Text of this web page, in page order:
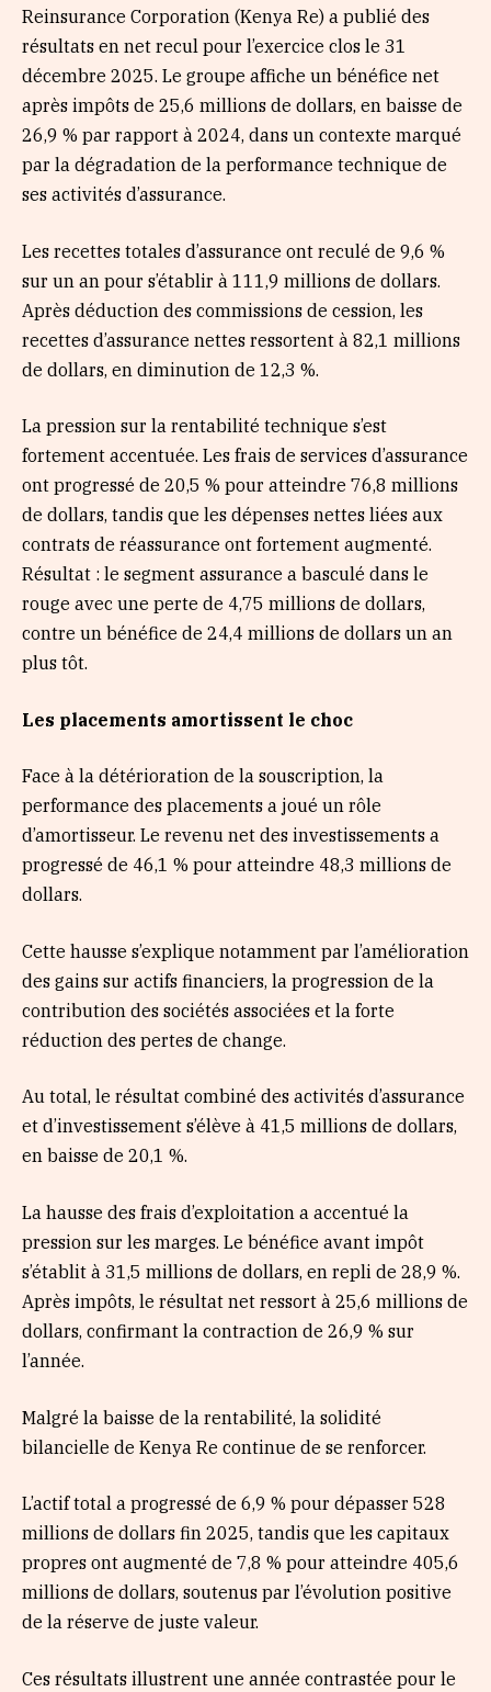
Reinsurance Corporation (Kenya Re) a publié des
résultats en net recul pour l’exercice clos le 31
décembre 2025. Le groupe affiche un bénéfice net
après impôts de 25,6 millions de dollars, en baisse de
26,9 % par rapport à 2024, dans un contexte marqué
par la dégradation de la performance technique de
ses activités d’assurance.
Les recettes totales d’assurance ont reculé de 9,6 %
sur un an pour s’établir à 111,9 millions de dollars.
Après déduction des commissions de cession, les
recettes d’assurance nettes ressortent à 82,1 millions
de dollars, en diminution de 12,3 %.
La pression sur la rentabilité technique s’est
fortement accentuée. Les frais de services d’assurance
ont progressé de 20,5 % pour atteindre 76,8 millions
de dollars, tandis que les dépenses nettes liées aux
contrats de réassurance ont fortement augmenté.
Résultat : le segment assurance a basculé dans le
rouge avec une perte de 4,75 millions de dollars,
contre un bénéfice de 24,4 millions de dollars un an
plus tôt.
Les placements amortissent le choc
Face à la détérioration de la souscription, la
performance des placements a joué un rôle
d’amortisseur. Le revenu net des investissements a
progressé de 46,1 % pour atteindre 48,3 millions de
dollars.
Cette hausse s’explique notamment par l’amélioration
des gains sur actifs financiers, la progression de la
contribution des sociétés associées et la forte
réduction des pertes de change.
Au total, le résultat combiné des activités d’assurance
et d’investissement s’élève à 41,5 millions de dollars,
en baisse de 20,1 %.
La hausse des frais d’exploitation a accentué la
pression sur les marges. Le bénéfice avant impôt
s’établit à 31,5 millions de dollars, en repli de 28,9 %.
Après impôts, le résultat net ressort à 25,6 millions de
dollars, confirmant la contraction de 26,9 % sur
l’année.
Malgré la baisse de la rentabilité, la solidité
bilancielle de Kenya Re continue de se renforcer.
L’actif total a progressé de 6,9 % pour dépasser 528
millions de dollars fin 2025, tandis que les capitaux
propres ont augmenté de 7,8 % pour atteindre 405,6
millions de dollars, soutenus par l’évolution positive
de la réserve de juste valeur.
Ces résultats illustrent une année contrastée pour le